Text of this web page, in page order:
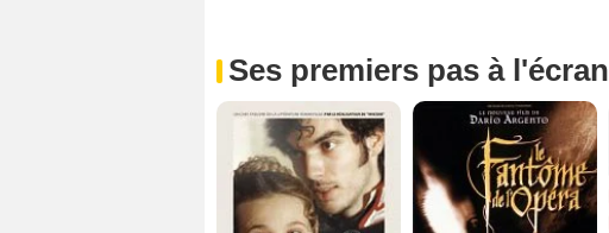
Ses premiers pas à l'écran